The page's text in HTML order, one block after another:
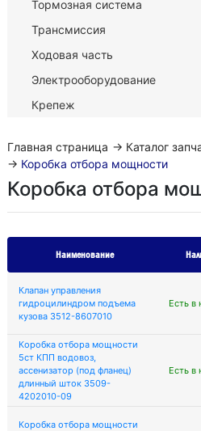
Тормозная система
Трансмиссия
Ходовая часть
Электрооборудование
Крепеж
Главная страница → Каталог
→ Коробка отбора мощности
Коробка отбора
Наименование
Клапан управления
гидроцилиндром подъема
кузова 3512-8607010
Есть в
Коробка отбора мощности
5ст КПП водовоз,
ассенизатор (под фланец)
длинный шток 3509-
4202010-09
Есть в
Коробка отбора мощности